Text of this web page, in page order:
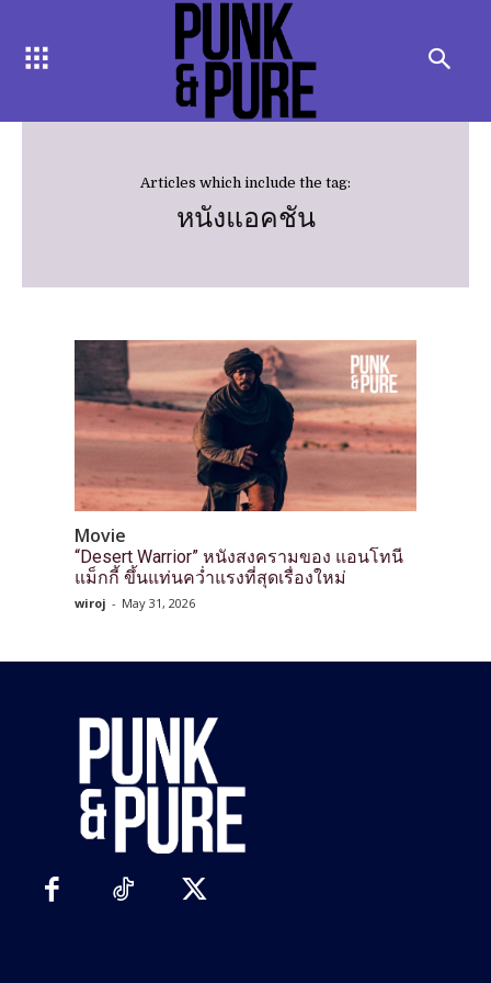
Articles which include the tag:
หนังแอคชัน
Movie
“Desert Warrior” หนังสงครามของ แอนโทนี
แม็กกี้ ขึ้นแท่นคว่ำแรงที่สุดเรื่องใหม่
wiroj - May 31, 2026